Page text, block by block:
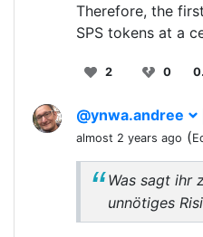
Therefore, the
SPS tokens at a
2 0
@ynwa.andree
almost 2 years ago (
Was sagt ihr
unnötiges